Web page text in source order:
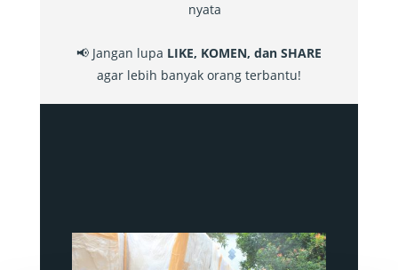
nyata
📢 Jangan lupa LIKE, KOMEN, dan SHARE
agar lebih banyak orang terbantu!